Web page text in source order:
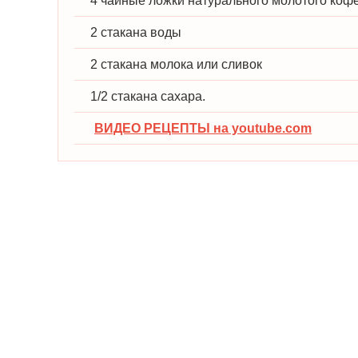
2 стакана воды
2 стакана молока или сливок
1/2 стакана сахара.
ВИДЕО РЕЦЕПТЫ на youtube.com